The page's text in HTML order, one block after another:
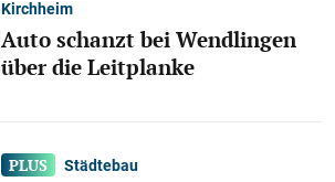
Kirchheim
Auto schanzt bei Wendlingen
über die Leitplanke
Städtebau